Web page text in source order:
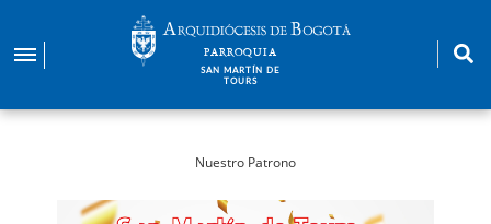
contenido
PARROQUIA
SAN MARTÍN DE
TOURS
Nuestro Patrono